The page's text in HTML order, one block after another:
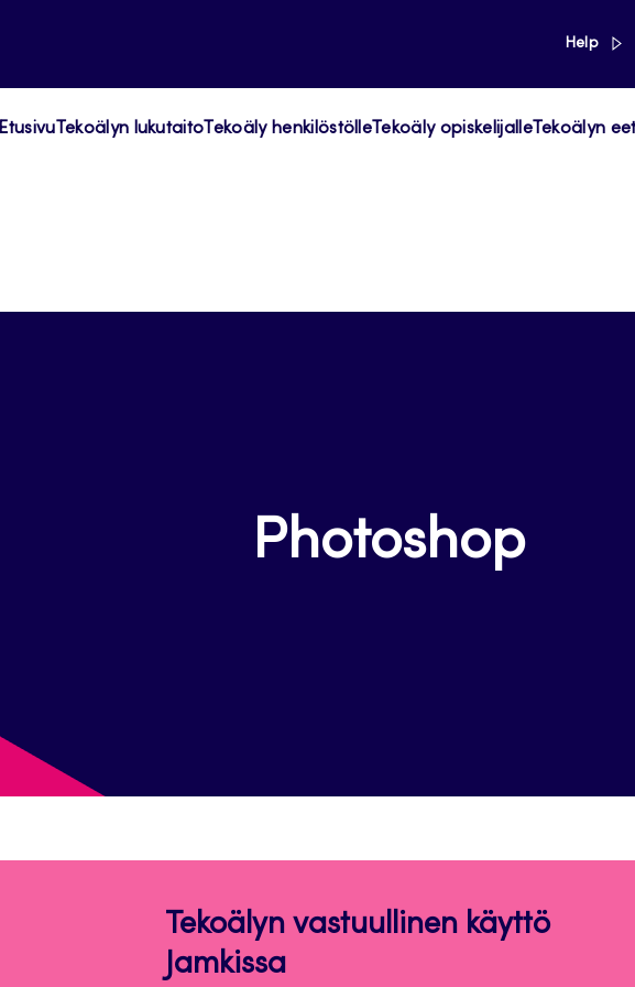
Help
EtusivuTekoälyn lukutaitoTekoäly henkilöstölleTekoäly opiskelijalleTekoälyn
Photoshop
Tekoälyn vastuullinen käyttö
Jamkissa